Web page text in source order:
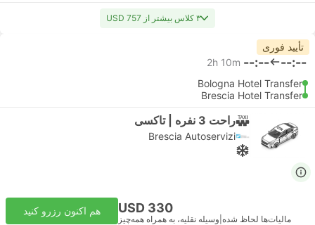
۳ کلاس بیشتر از USD 757
تأیید فوری
--:--
--:--
2h 10m
Bologna Hotel Transfer
Brescia Hotel Transfer
راحت 3 نفره | تاکسی
Brescia Autoservizi
USD 330
مالیات‌ها لحاظ شده وسیله نقلیه، به همراه همه‌چیز
هم اکنون رزرو کنید